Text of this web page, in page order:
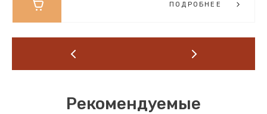
ПОДРОБНЕЕ
Рекомендуемые